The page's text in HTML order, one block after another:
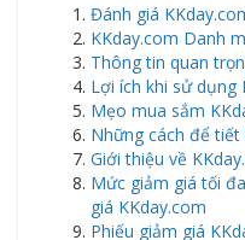
Đánh giá
KKday.com Danh
Thông tin quan
Lợi ích khi sử dụng
Mẹo mua sắm
Những cách để
Giới thiệu về
Mức giảm giá tối
giá KKday.com
Phiếu giảm giá